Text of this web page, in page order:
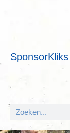
SponsorKliks